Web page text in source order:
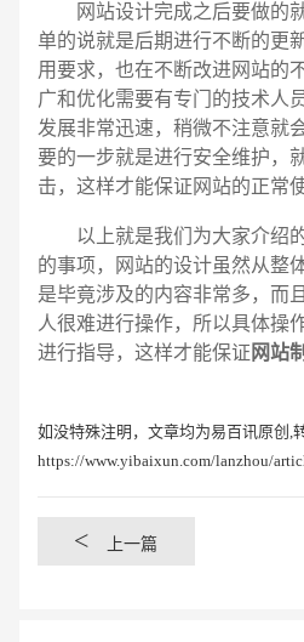
网站设计完成之后要做的就
单的说就是后期进行不断的更
用要求，也在不断改进网站的
广和优化需要有专门的技术人
发展非常迅速，稍微不注意就
要的一步就是进行安全维护，
击，这样才能保证网站的正常使
以上就是我们为大家介绍的
的事项，网站的设计虽然从整
是毕竟涉及的内容非常多，而
人很难进行操作，所以具体操
进行指导，这样才能保证 网站
如没特殊注明，文章均为易百讯原创,
https://www.yibaixun.com/lanzhou/
< 上一篇